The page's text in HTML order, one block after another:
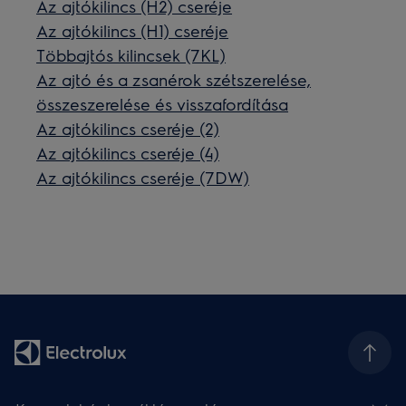
Az ajtókilincs (H2) cseréje
Az ajtókilincs (H1) cseréje
Többajtós kilincsek (7KL)
Az ajtó és a zsanérok szétszerelése,
összeszerelése és visszafordítása
Az ajtókilincs cseréje (2)
Az ajtókilincs cseréje (4)
Az ajtókilincs cseréje (7DW)